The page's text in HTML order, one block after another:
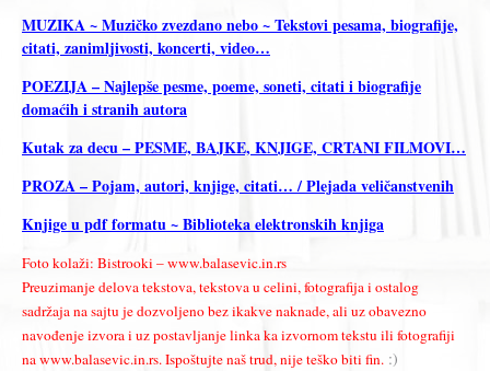
MUZIKA ~ Muzičko zvezdano nebo ~ Tekstovi pesama, biografije,
citati, zanimljivosti, koncerti, video…
POEZIJA – Najlepše pesme, poeme, soneti, citati i biografije
domaćih i stranih autora
Kutak za decu – PESME, BAJKE, KNJIGE, CRTANI FILMOVI…
PROZA – Pojam, autori, knjige, citati… / Plejada veličanstvenih
Knjige u pdf formatu ~ Biblioteka elektronskih knjiga
Foto kolaži: Bistrooki – www.balasevic.in.rs
Preuzimanje delova tekstova, tekstova u celini, fotografija i ostalog
sadržaja na sajtu je dozvoljeno bez ikakve naknade, ali uz obavezno
navođenje izvora i uz postavljanje linka ka izvornom tekstu ili fotografiji
na www.balasevic.in.rs. Ispoštujte naš trud, nije teško biti fin. :)